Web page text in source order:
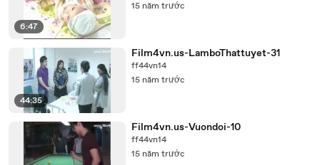
6:47
15 năm trước
44:35
Film4vn.us-LamboThattuyet-31
ff44vn14
15 năm trước
Film4vn.us-Vuondoi-10
ff44vn14
15 năm trước